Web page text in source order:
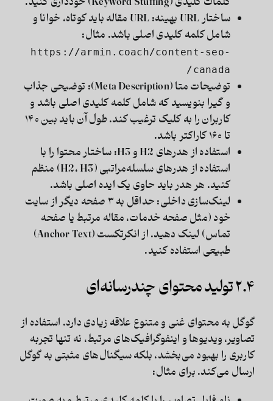
ساختار URL بهینه:
URL مقاله باید کوتاه، خوانا و
شامل کلمه کلیدی اصلی باشد. مثال:
https://armin.coach/content-seo-
canada/
توضیحات متا (Meta Description):
توضیحی جذاب
و گیرا بنویسید که شامل کلمه کلیدی اصلی باشد و
کاربران را به کلیک ترغیب کند. طول آن باید بین ۱۴۰
تا ۱۶۰ کاراکتر باشد.
استفاده از هدرهای H2 و H3:
ساختار محتوا را با
استفاده از هدرهای سلسله‌مراتبی (H2، H3) منظم
کنید. هر هدر باید حاوی یک ایده اصلی باشد.
لینک‌سازی داخلی:
حداقل به ۳ صفحه دیگر از سایت
خود (مثل صفحه خدمات، مقاله مرتبط یا صفحه
تماس) لینک دهید. از انکرتکست (Anchor Text)
طبیعی استفاده کنید.
۲.۴ تولید محتوای چندرسانه‌ای
گوگل به محتوای غنی و متنوع علاقه زیادی دارد. استفاده از
تصاویر، ویدیوها و اینفوگرافیک‌های مرتبط، نه تنها تجربه
کاربری را بهبود می‌بخشد، بلکه سیگنال‌های مثبتی به گوگل
ارسال می‌کند. برای مثال: